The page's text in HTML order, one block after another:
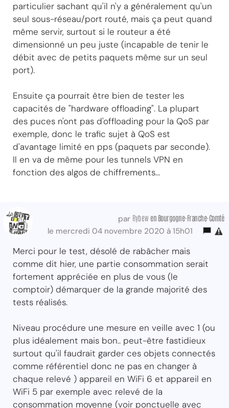
particulier sachant qu'il n'y a généralement qu'un
seul sous-réseau/port routé, mais ça peut quand
même servir, surtout si le routeur a été
dimensionné un peu juste (incapable de tenir le
débit avec de petits paquets même sur un seul
port).
Ensuite ça pourrait être bien de tester les
capacités de "hardware offloading". La plupart
des puces n'ont pas d'offloading pour la QoS par
exemple, donc le trafic sujet à QoS est
d'avantage limité en pps (paquets par seconde).
Il en va de même pour les tunnels VPN en
fonction des algos de chiffrements...
par Rybew en Bourgogne-Franche-Comté
le mercredi 04 novembre 2020 à 15h01
Merci pour le test, désolé de rabâcher mais
comme dit hier, une partie consommation serait
fortement appréciée en plus de vous (le
comptoir) démarquer de la grande majorité des
tests réalisés.
Niveau procédure une mesure en veille avec 1 (ou
plus idéalement mais bon.. peut-être fastidieux
surtout qu'il faudrait garder ces objets connectés
comme référentiel donc ne pas en changer à
chaque relevé ) appareil en WiFi 6 et appareil en
WiFi 5 par exemple avec relevé de la
consommation moyenne (voir ponctuelle avec